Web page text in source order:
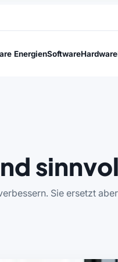
EnergienSoftwareHardware
Sie ersetzt aber